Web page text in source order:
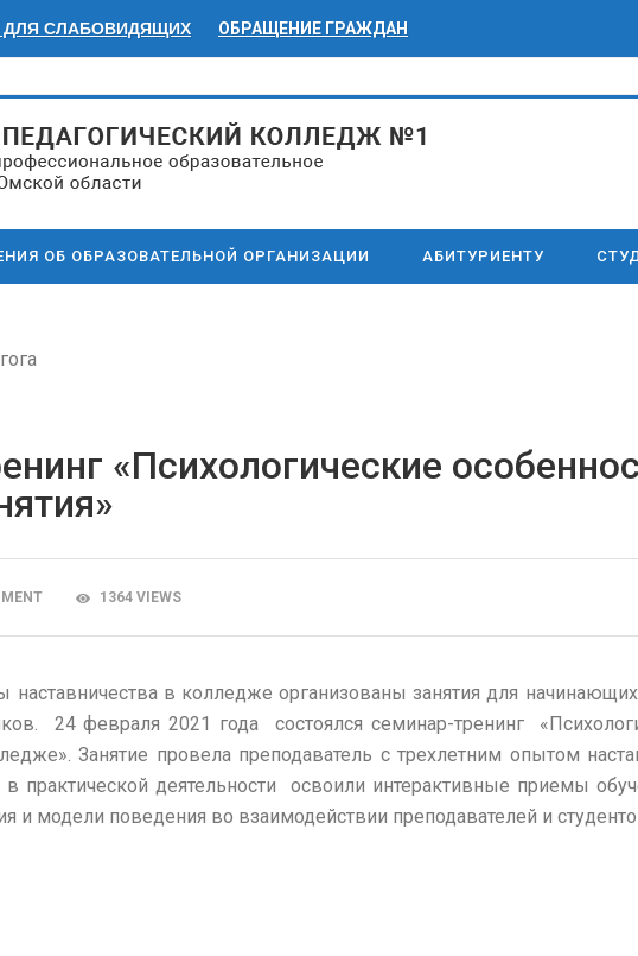
ДЛЯ СЛАБОВИДЯЩИХ ОБРАЩЕНИЕ ГРАЖДАН
ОБ ОБРАЗОВАТЕЛЬНОЙ ОРГАНИЗАЦИИ АБИТУРИЕНТУ
«Психологические
1364 VIEWS
в колледже организованы занятия для
24 февраля 2021 года состоялся семинар-тренинг
Занятие провела преподаватель с трехлетним опытом
практической деятельности освоили интерактивные приемы
и модели поведения во взаимодействии преподавателей и